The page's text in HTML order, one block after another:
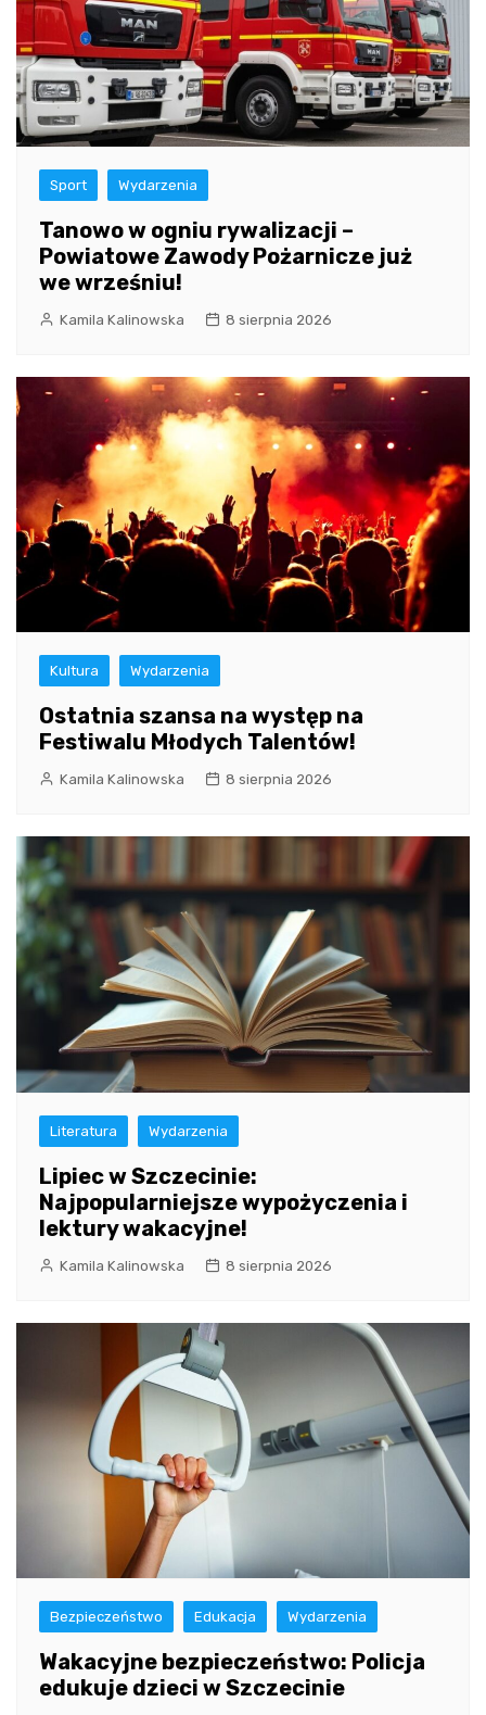
Sport Wydarzenia
Tanowo w ogniu rywalizacji –
Powiatowe Zawody Pożarnicze już
we wrześniu!
Kamila Kalinowska 8 sierpnia 2026
Kultura Wydarzenia
Ostatnia szansa na występ na
Festiwalu Młodych Talentów!
Kamila Kalinowska 8 sierpnia 2026
Literatura Wydarzenia
Lipiec w Szczecinie:
Najpopularniejsze wypożyczenia i
lektury wakacyjne!
Kamila Kalinowska 8 sierpnia 2026
Bezpieczeństwo Edukacja Wydarzenia
Wakacyjne bezpieczeństwo: Policja
edukuje dzieci w Szczecinie